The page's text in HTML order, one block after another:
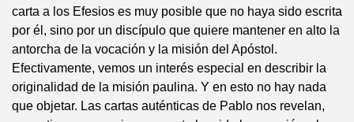
carta a los Efesios es muy posible que no haya sido escrita
por él, sino por un discípulo que quiere mantener en alto la
antorcha de la vocación y la misión del Apóstol.
Efectivamente, vemos un interés especial en describir la
originalidad de la misión paulina. Y en esto no hay nada
que objetar. Las cartas auténticas de Pablo nos revelan,